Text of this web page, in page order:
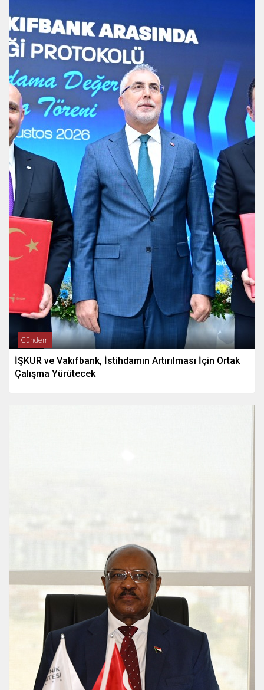
Gündem
İŞKUR ve Vakıfbank, İstihdamın Artırılması İçin Ortak
Çalışma Yürütecek